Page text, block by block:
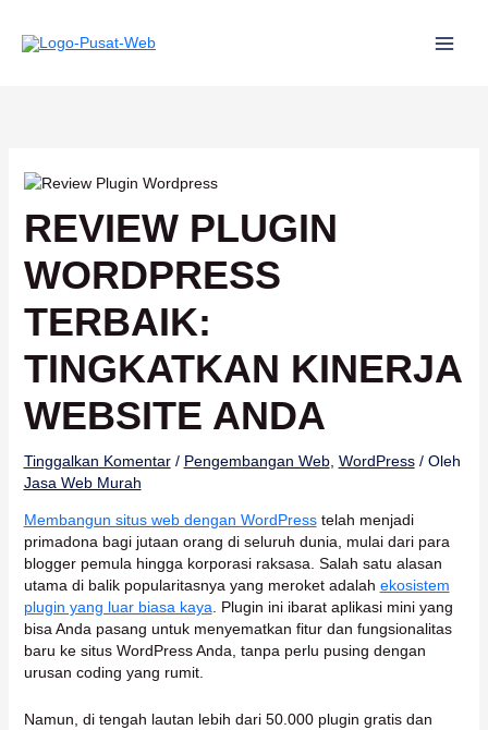
konten
REVIEW PLUGIN
WORDPRESS
TERBAIK:
TINGKATKAN KINERJA
WEBSITE ANDA
Tinggalkan Komentar / Pengembangan Web, WordPress/ Oleh
Jasa Web Murah
Membangun situs web dengan WordPresstelah menjadi
primadona bagi jutaan orang di seluruh dunia, mulai dari para
blogger pemula hingga korporasi raksasa. Salah satu alasan
utama di balik popularitasnya yang meroket adalah ekosistem
plugin yang luar biasa kaya. Plugin ini ibarat aplikasi mini yang
bisa Anda pasang untuk menyematkan fitur dan fungsionalitas
baru ke situs WordPress Anda, tanpa perlu pusing dengan
urusan coding yang rumit.
Namun, di tengah lautan lebih dari 50.000 plugin gratis dan